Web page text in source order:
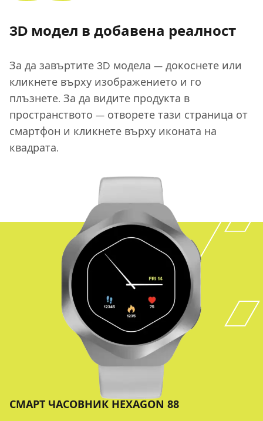
3D модел в добавена реалност
За да завъртите 3D модела — докоснете или
кликнете върху изображението и го
плъзнете. За да видите продукта в
пространството — отворете тази страница от
смартфон и кликнете върху иконата на
квадрата.
СМАРТ ЧАСОВНИК HEXAGON 88